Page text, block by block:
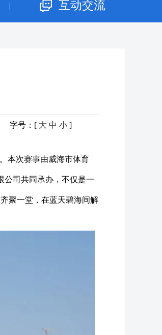
| 互动交流
字号：[ 大 中 小 ]
本次赛事由威海市体育
公司共同承办，不仅是一
聚一堂，在蓝天碧海间解